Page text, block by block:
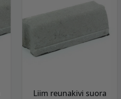
Liim reunakivi suora